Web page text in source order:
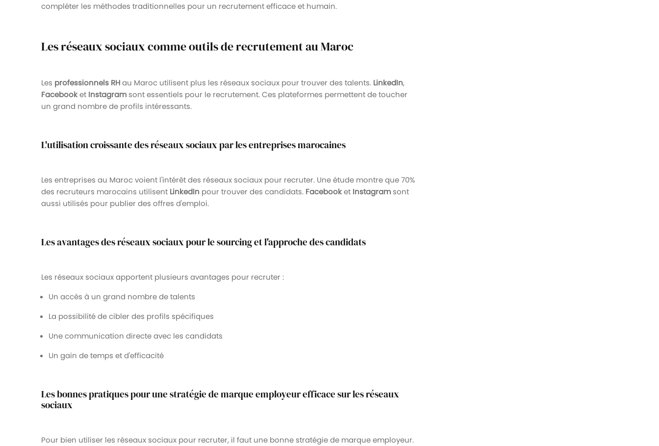
compléter les méthodes traditionnelles pour un recrutement efficace et humain.
Les réseaux sociaux comme outils de recrutement au Maroc
Les professionnels RHau Maroc utilisent plus les réseaux sociaux pour trouver des talents. LinkedIn,
Facebooket Instagram sont essentiels pour le recrutement. Ces plateformes permettent de toucher
un grand nombre de profils intéressants.
L'utilisation croissante des réseaux sociaux par les entreprises marocaines
Les entreprises au Maroc voient l'intérêt des réseaux sociaux pour recruter. Une étude montre que 70%
des recruteurs marocains utilisent LinkedIn pour trouver des candidats. Facebooket Instagram sont
aussi utilisés pour publier des offres d'emploi.
Les avantages des réseaux sociaux pour le sourcing et l'approche des candidats
Les réseaux sociaux apportent plusieurs avantages pour recruter :
Un accès à un grand nombre de talents
La possibilité de cibler des profils spécifiques
Une communication directe avec les candidats
Un gain de temps et d'efficacité
Les bonnes pratiques pour une stratégie de marque employeur efficace sur les réseaux
sociaux
Pour bien utiliser les réseaux sociaux pour recruter, il faut une bonne stratégie de marque employeur.